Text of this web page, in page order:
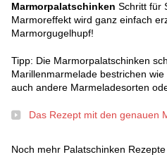
Marmorpalatschinken Schritt für
Marmoreffekt wird ganz einfach
Marmorgugelhupf!
Tipp: Die Marmorpalatschinken
Marillenmarmelade bestrichen
auch andere Marmeladesorten
Das Rezept mit den genauen
Noch mehr Palatschinken